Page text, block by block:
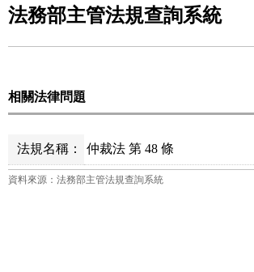
法務部主管法規查詢系統
相關法律問題
法規名稱： 仲裁法 第 48 條
資料來源：法務部主管法規查詢系統